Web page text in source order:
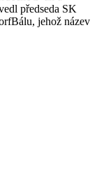
předseda SK
jehož název